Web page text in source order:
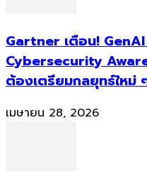
Gartner เตือน! GenAI
Cybersecurity
ต้องเตรียมกลยุทธ์ใหม่
เมษายน 28, 2026